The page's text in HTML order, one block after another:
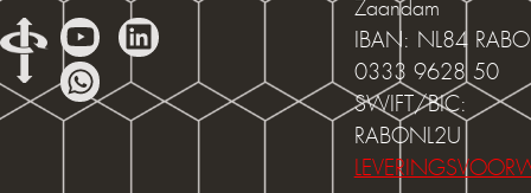
Zaandam
IBAN: NL84 RABO
0333 9628 50
SWIFT/BIC:
RABONL2U